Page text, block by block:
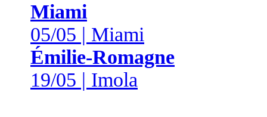
Miami
05/05 | Miami
Émilie-Romagne
19/05 | Imola